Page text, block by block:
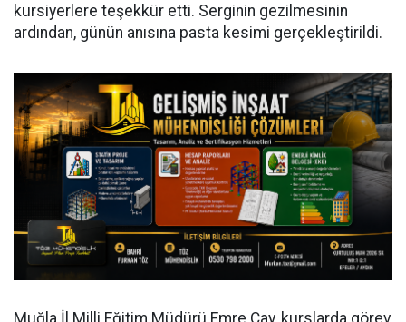
kursiyerlere teşekkür etti. Serginin gezilmesinin
ardından, günün anısına pasta kesimi gerçekleştirildi.